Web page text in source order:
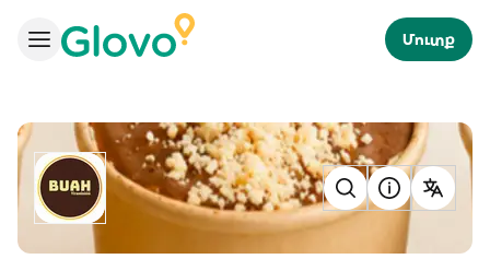
Մուտք